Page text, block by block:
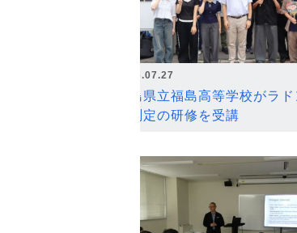
2026.07.27
福島県立福島高等学校がラ
ン測定の研修を受講